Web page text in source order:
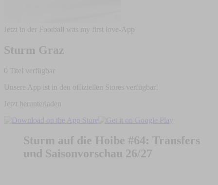
Jetzt in der Football was my first love-App
Sturm Graz
0 Titel verfügbar
Unsere App ist in den offiziellen Stores verfügbar!
Jetzt herunterladen
Sturm auf die Hoibe #64: Transfers
und Saisonvorschau 26/27